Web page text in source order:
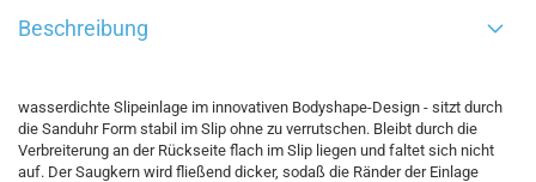
Beschreibung
wasserdichte Slipeinlage im innovativen Bodyshape-Design - sitzt durch
die Sanduhr Form stabil im Slip ohne zu verrutschen. Bleibt durch die
Verbreiterung an der Rückseite flach im Slip liegen und faltet sich nicht
auf. Der Saugkern wird fließend dicker, sodaß die Ränder der Einlage